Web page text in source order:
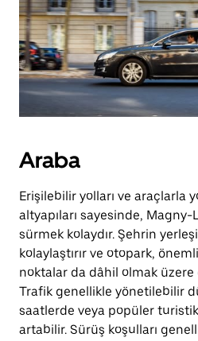
Araba
Erişilebilir yolları ve araçlarla
altyapıları sayesinde, Magny-
sürmek kolaydır. Şehrin
kolaylaştırır ve otopark,
noktalar da dâhil olmak üzere
Trafik genellikle yönetilebilir
saatlerde veya popüler turistik
artabilir. Sürüş koşulları